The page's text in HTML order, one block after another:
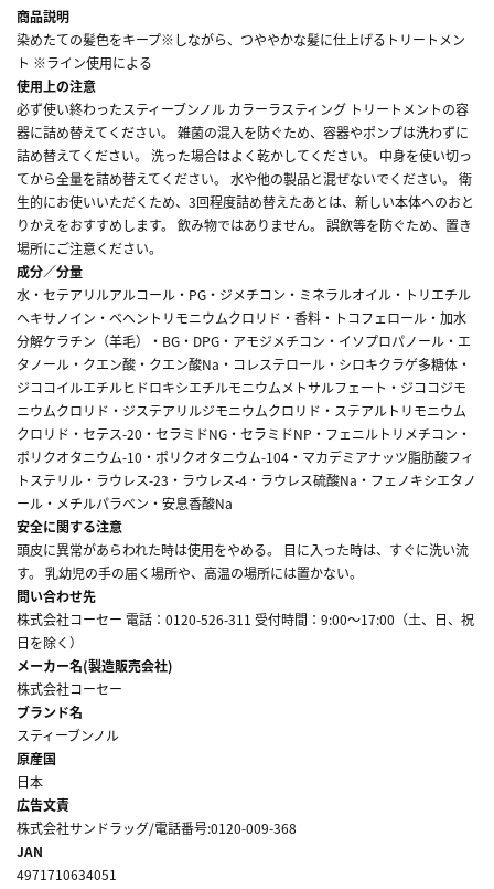
商品説明
染めたての髪色をキープ※しながら、つややかな髪に仕上げるトリートメン
ト ※ライン使用による
使用上の注意
必ず使い終わったスティーブンノル カラーラスティング トリートメントの容
器に詰め替えてください。 雑菌の混入を防ぐため、容器やポンプは洗わずに
詰め替えてください。 洗った場合はよく乾かしてください。 中身を使い切っ
てから全量を詰め替えてください。 水や他の製品と混ぜないでください。 衛
生的にお使いいただくため、3回程度詰め替えたあとは、新しい本体へのおと
りかえをおすすめします。 飲み物ではありません。 誤飲等を防ぐため、置き
場所にご注意ください。
成分／分量
水・セテアリルアルコール・PG・ジメチコン・ミネラルオイル・トリエチル
ヘキサノイン・ベヘントリモニウムクロリド・香料・トコフェロール・加水
分解ケラチン（羊毛）・BG・DPG・アモジメチコン・イソプロパノール・エ
タノール・クエン酸・クエン酸Na・コレステロール・シロキクラゲ多糖体・
ジココイルエチルヒドロキシエチルモニウムメトサルフェート・ジココジモ
ニウムクロリド・ジステアリルジモニウムクロリド・ステアルトリモニウム
クロリド・セテス-20・セラミドNG・セラミドNP・フェニルトリメチコン・
ポリクオタニウム-10・ポリクオタニウム-104・マカデミアナッツ脂肪酸フィ
トステリル・ラウレス-23・ラウレス-4・ラウレス硫酸Na・フェノキシエタノ
ール・メチルパラベン・安息香酸Na
安全に関する注意
頭皮に異常があらわれた時は使用をやめる。 目に入った時は、すぐに洗い流
す。 乳幼児の手の届く場所や、高温の場所には置かない。
問い合わせ先
株式会社コーセー 電話：0120-526-311 受付時間：9:00～17:00（土、日、祝
日を除く）
メーカー名(製造販売会社)
株式会社コーセー
ブランド名
スティーブンノル
原産国
日本
広告文責
株式会社サンドラッグ/電話番号:0120-009-368
JAN
4971710634051